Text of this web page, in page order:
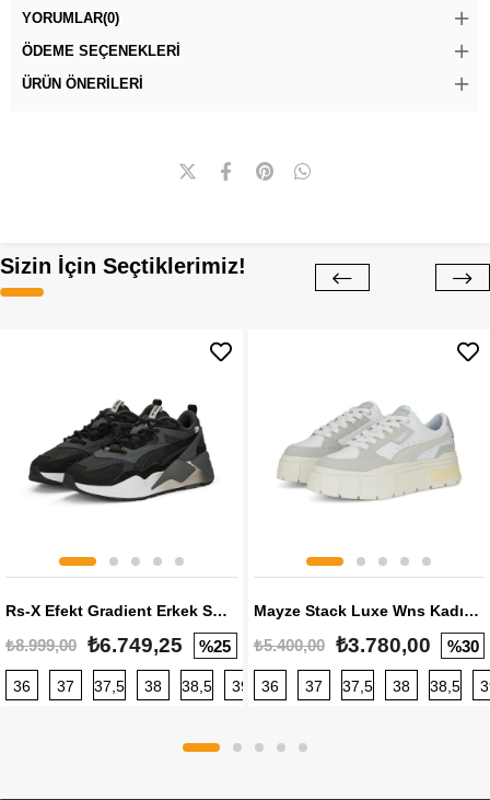
YORUMLAR(0)
ÖDEME SEÇENEKLERI
ÜRÜN ÖNERILERI
Sizin İçin Seçtiklerimiz!
Rs-X Efekt Gradient Erkek Sneaker
₺8.999,00 ₺6.749,25 %25
36 37 37,5 38 38,5 39 40 40,5 41 42 42,5
Mayze Stack Luxe Wns Kadın Sneaker
₺5.400,00 ₺3.780,00 %30
36 37 37,5 38 38,5